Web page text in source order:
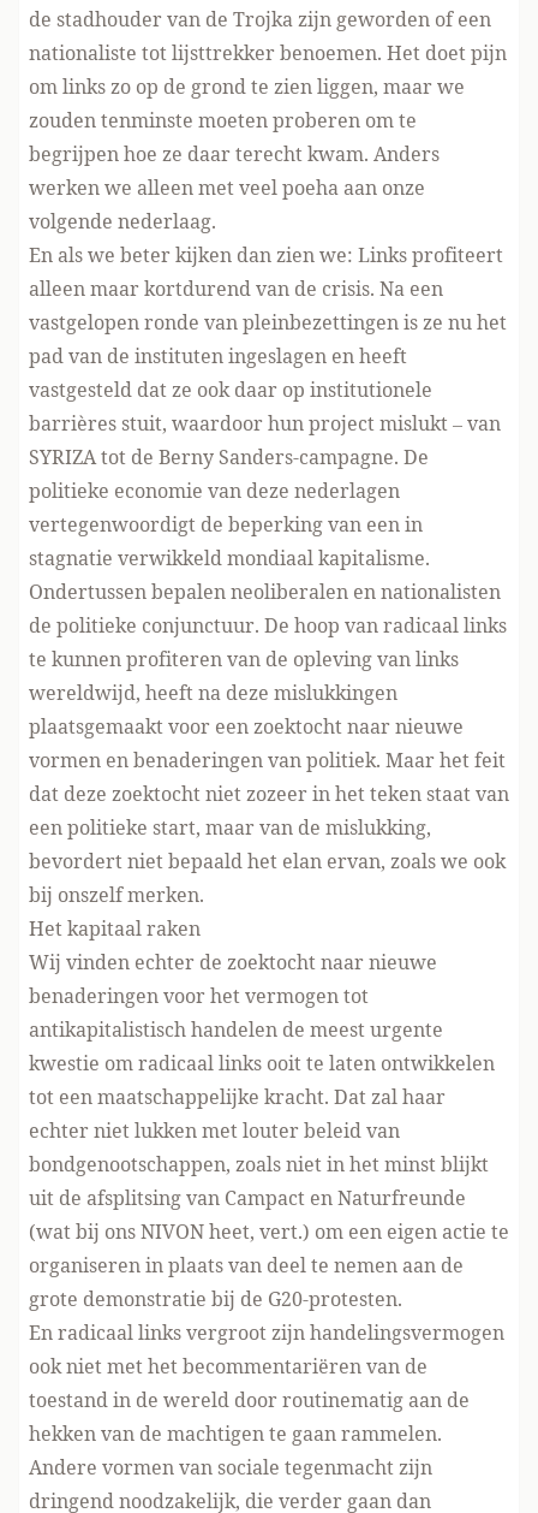
de stadhouder van de Trojka zijn geworden of een
nationaliste tot lijsttrekker benoemen. Het doet pijn
om links zo op de grond te zien liggen, maar we
zouden tenminste moeten proberen om te
begrijpen hoe ze daar terecht kwam. Anders
werken we alleen met veel poeha aan onze
volgende nederlaag.
En als we beter kijken dan zien we: Links profiteert
alleen maar kortdurend van de crisis. Na een
vastgelopen ronde van pleinbezettingen is ze nu het
pad van de instituten ingeslagen en heeft
vastgesteld dat ze ook daar op institutionele
barrièresstuit, waardoor hun project mislukt – van
SYRIZA tot de Berny Sanders-campagne. De
politieke economie van deze nederlagen
vertegenwoordigt de beperking van een in
stagnatie verwikkeld mondiaal kapitalisme.
Ondertussen bepalen neoliberalen en nationalisten
de politieke conjunctuur. De hoop van radicaal links
te kunnen profiteren van de opleving van links
wereldwijd, heeft na deze mislukkingen
plaatsgemaakt voor een zoektocht naar nieuwe
vormen en benaderingen van politiek. Maar het feit
dat deze zoektocht niet zozeer in het teken staat van
een politieke start, maar van de mislukking,
bevordert niet bepaald het elan ervan, zoals we ook
bij onszelf merken.
Het kapitaal raken
Wij vinden echter de zoektocht naar nieuwe
benaderingen voor het vermogen tot
antikapitalistisch handelen de meest urgente
kwestie om radicaal links ooit te laten ontwikkelen
tot een maatschappelijke kracht. Dat zal haar
echter niet lukken met louter beleid van
bondgenootschappen, zoals niet in het minst blijkt
uit de afsplitsing van Campact en Naturfreunde
(wat bij ons NIVON heet, vert.) om een eigen actie te
organiserenin plaats van deel te nemen aan de
grote demonstratie bij de G20-protesten.
En radicaal links vergroot zijn handelingsvermogen
ook niet met het becommentariëren van de
toestand in de wereld door routinematig aan de
hekken van de machtigen te gaanrammelen.
Andere vormen van sociale tegenmacht zijn
dringend noodzakelijk, die verder gaan dan